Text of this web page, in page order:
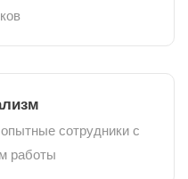
сотрудники с
работы